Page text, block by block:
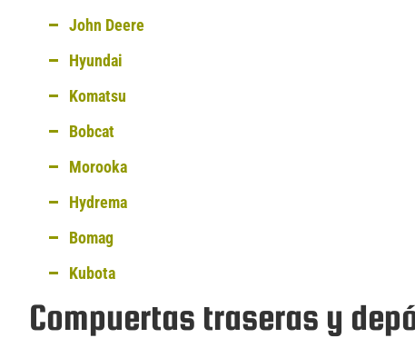
John Deere
Hyundai
Komatsu
Bobcat
Morooka
Hydrema
Bomag
Kubota
Compuertas traseras y